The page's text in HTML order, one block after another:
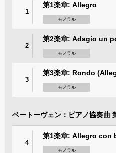
1
第1楽章: Allegro
モノラル
2
第2楽章: Adagio un
モノラル
3
第3楽章: Rondo
モノラル
ベートーヴェン：ピアノ協奏曲
4
第1楽章: Allegro con
モノラル